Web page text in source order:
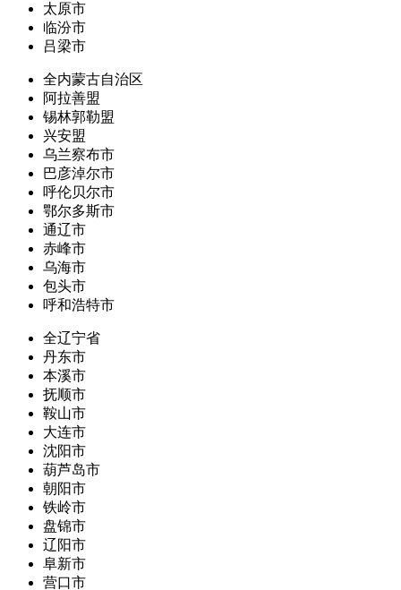
太原市
临汾市
吕梁市
全内蒙古自治区
阿拉善盟
锡林郭勒盟
兴安盟
乌兰察布市
巴彦淖尔市
呼伦贝尔市
鄂尔多斯市
通辽市
赤峰市
乌海市
包头市
呼和浩特市
全辽宁省
丹东市
本溪市
抚顺市
鞍山市
大连市
沈阳市
葫芦岛市
朝阳市
铁岭市
盘锦市
辽阳市
阜新市
营口市